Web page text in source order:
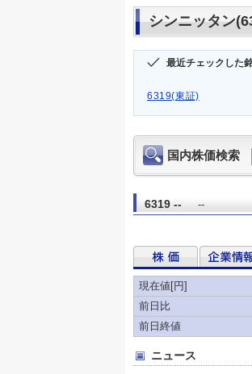
シンニッタン
最近チェックした
6319(東証)